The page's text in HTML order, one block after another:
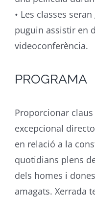
• Les classes
puguin assistir en
videoconferència.
PROGRAMA
Proporcionar
excepcional
en relació a la
quotidians plens
dels homes i
amagats. Xerrada